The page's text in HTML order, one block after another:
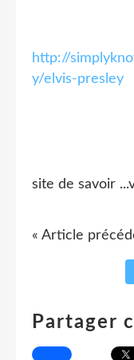
http://
y/elvis-presley
site de savoir
« Article
Partager